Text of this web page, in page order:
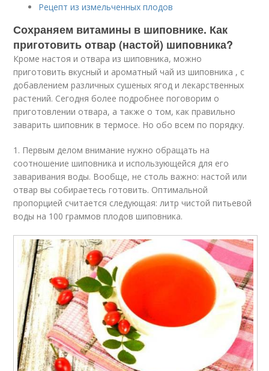
Рецепт из измельченных плодов
Сохраняем витамины в шиповнике. Как
приготовить отвар (настой) шиповника?
Кроме настоя и отвара из шиповника, можно
приготовить вкусный и ароматный чай из шиповника , с
добавлением различных сушеных ягод и лекарственных
растений. Сегодня более подробнее поговорим о
приготовлении отвара, а также о том, как правильно
заварить шиповник в термосе. Но обо всем по порядку.
1. Первым делом внимание нужно обращать на
соотношение шиповника и использующейся для его
заваривания воды. Вообще, не столь важно: настой или
отвар вы собираетесь готовить. Оптимальной
пропорцией считается следующая: литр чистой питьевой
воды на 100 граммов плодов шиповника.